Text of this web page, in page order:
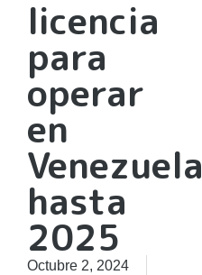
licencia
para
operar
en
Venezuela
hasta
2025
Octubre 2, 2024